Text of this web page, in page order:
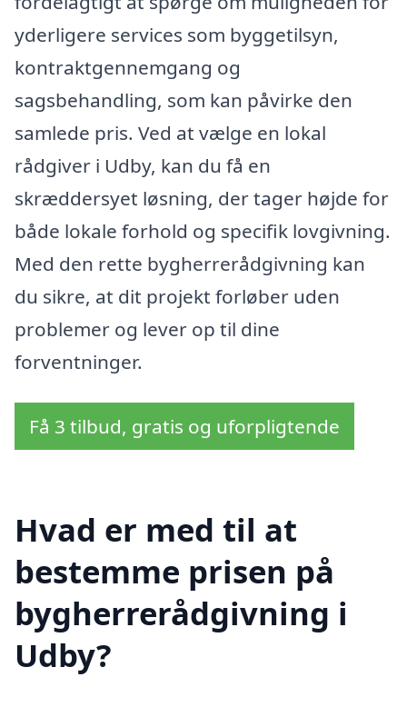
yderligere services som byggetilsyn,
kontraktgennemgang og
sagsbehandling, som kan påvirke den
samlede pris. Ved at vælge en lokal
rådgiver i Udby, kan du få en
skræddersyet løsning, der tager højde for
både lokale forhold og specifik lovgivning.
Med den rette bygherrerådgivning kan
du sikre, at dit projekt forløber uden
problemer og lever op til dine
forventninger.
Få 3 tilbud, gratis og uforpligtende
Hvad er med til at
bestemme prisen på
bygherrerådgivning i
Udby?